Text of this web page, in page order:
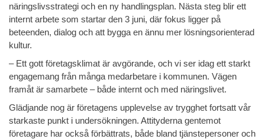
näringslivsstrategi och en ny handlingsplan. Nästa steg blir ett
internt arbete som startar den 3 juni, där fokus ligger på
beteenden, dialog och att bygga en ännu mer lösningsorienterad
kultur.
– Ett gott företagsklimat är avgörande, och vi ser idag ett starkt
engagemang från många medarbetare i kommunen. Vägen
framåt är samarbete – både internt och med näringslivet.
Glädjande nog är företagens upplevelse av trygghet fortsatt vår
starkaste punkt i undersökningen. Attityderna gentemot
företagare har också förbättrats, både bland tjänstepersoner och